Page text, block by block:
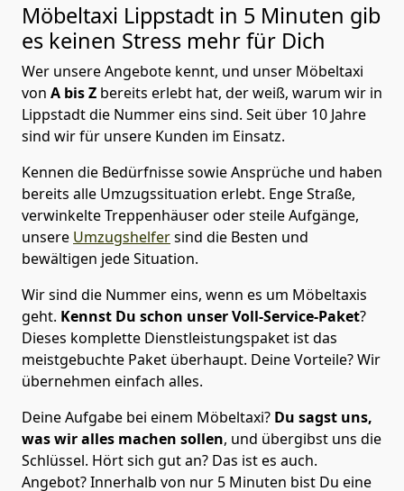
Möbeltaxi Lippstadt in 5 Minuten gib
es keinen Stress mehr für Dich
Wer unsere Angebote kennt, und unser Möbeltaxi
von A bis Z bereits erlebt hat, der weiß, warum wir in
Lippstadt die Nummer eins sind. Seit über 10 Jahre
sind wir für unsere Kunden im Einsatz.
Kennen die Bedürfnisse sowie Ansprüche und haben
bereits alle Umzugssituation erlebt. Enge Straße,
verwinkelte Treppenhäuser oder steile Aufgänge,
unsere Umzugshelfersind die Besten und
bewältigen jede Situation.
Wir sind die Nummer eins, wenn es um Möbeltaxis
geht. Kennst Du schon unser Voll-Service-Paket?
Dieses komplette Dienstleistungspaket ist das
meistgebuchte Paket überhaupt. Deine Vorteile? Wir
übernehmen einfach alles.
Deine Aufgabe bei einem Möbeltaxi? Du sagst uns,
was wir alles machen sollen, und übergibst uns die
Schlüssel. Hört sich gut an? Das ist es auch.
Angebot? Innerhalb von nur 5 Minuten bist Du eine